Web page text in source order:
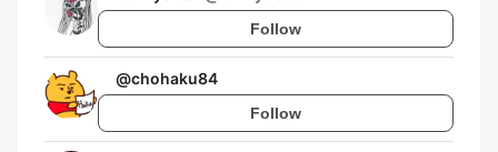
Follow
@chohaku84
Follow